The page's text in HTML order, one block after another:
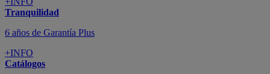
Tranquilidad
6 años de Garantía Plus
+INFO
Catálogos